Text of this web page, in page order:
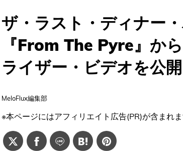
ザ・ラスト・ディナー
『From The Pyre』か
ライザー・ビデオを公開
MeloFlux編集部
※本ページにはアフィリエイト広告(PR)が含まれ